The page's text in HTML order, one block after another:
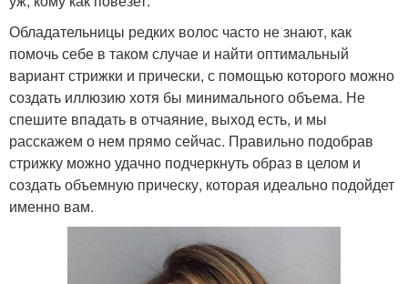
Обладательницы редких волос часто не знают, как
помочь себе в таком случае и найти оптимальный
вариант стрижки и прически, с помощью которого можно
создать иллюзию хотя бы минимального объема. Не
спешите впадать в отчаяние, выход есть, и мы
расскажем о нем прямо сейчас. Правильно подобрав
стрижку можно удачно подчеркнуть образ в целом и
создать объемную прическу, которая идеально подойдет
именно вам.